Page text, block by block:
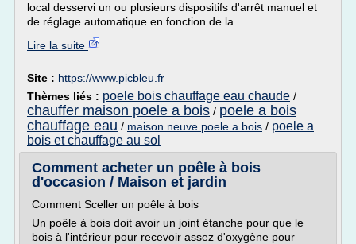
local desservi un ou plusieurs dispositifs d'arrêt manuel et
de réglage automatique en fonction de la...
Lire la suite
Site : https://www.picbleu.fr
Thèmes liés : poele bois chauffage eau chaude /
chauffer maison poele a bois / poele a bois
chauffage eau / maison neuve poele a bois / poele a
bois et chauffage au sol
Comment acheter un poêle à bois
d'occasion / Maison et jardin
Comment Sceller un poêle à bois
Un poêle à bois doit avoir un joint étanche pour que le
bois à l'intérieur pour recevoir assez d'oxygène pour